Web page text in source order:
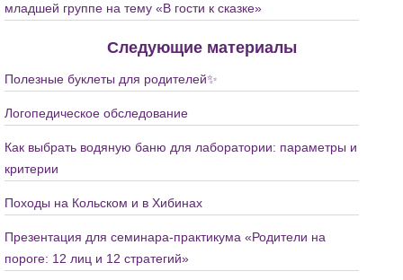
младшей группе на тему «В гости к сказке»
Следующие материалы
Полезные буклеты для родителей✨️
Логопедическое обследование
Как выбрать водяную баню для лаборатории: параметры и
критерии
Походы на Кольском и в Хибинах
Презентация для семинара-практикума «Родители на
пороге: 12 лиц и 12 стратегий»